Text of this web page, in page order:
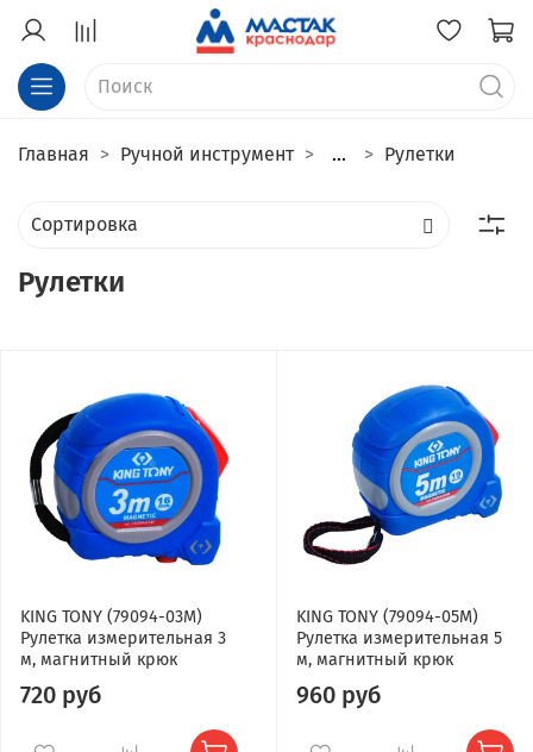
Главная Ручной инструмент ... Рулетки
Рулетки
KING TONY (79094-03M)
Рулетка измерительная 3
м, магнитный крюк
720 руб
KING TONY (79094-05M)
Рулетка измерительная 5
м, магнитный крюк
960 руб